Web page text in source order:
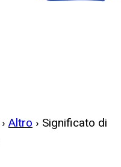
› Altro › Significato di